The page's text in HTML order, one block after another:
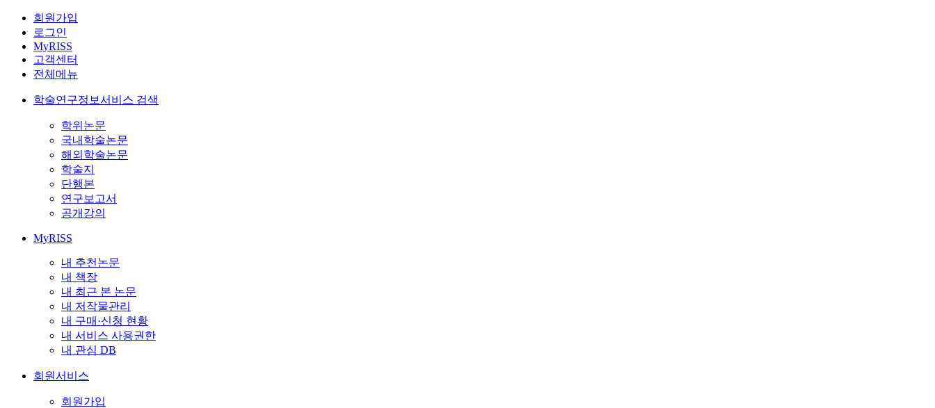
회원가입
로그인
MyRISS
고객센터
전체메뉴
학술연구정보서비스 검색
학위논문
국내학술논문
해외학술논문
학술지
단행본
연구보고서
공개강의
MyRISS
내 추천논문
내 책장
내 최근 본 논문
내 저작물관리
내 구매·신청 현황
내 서비스 사용권한
내 관심 DB
회원서비스
회원가입